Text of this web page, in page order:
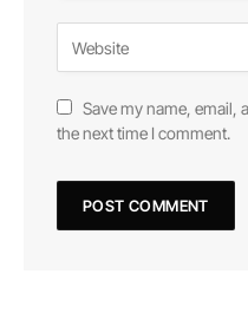
Save my name, email,
the next time I comment.